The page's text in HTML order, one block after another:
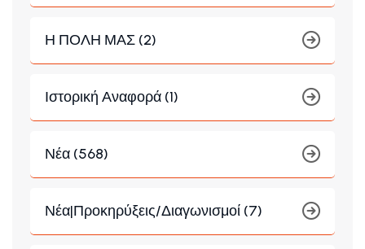
Η ΠΟΛΗ ΜΑΣ (2)
Ιστορική Αναφορά (1)
Νέα (568)
Νέα|Προκηρύξεις/Διαγωνισμοί (7)